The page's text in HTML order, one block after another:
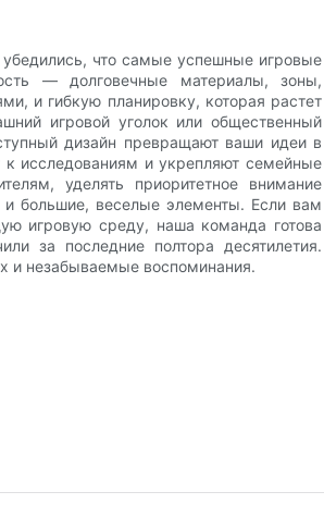
что самые успешные игровые
— долговечные материалы, зоны,
и гибкую планировку, которая растет
игровой уголок или общественный
дизайн превращают ваши идеи в
исследованиям и укрепляют семейные
уделять приоритетное внимание
большие, веселые элементы. Если вам
игровую среду, наша команда готова
за последние полтора десятилетия.
и незабываемые воспоминания.